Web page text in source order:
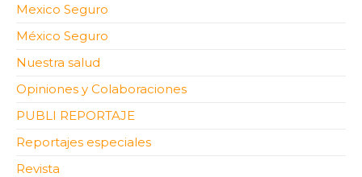
Mexico Seguro
México Seguro
Nuestra salud
Opiniones y Colaboraciones
PUBLI REPORTAJE
Reportajes especiales
Revista